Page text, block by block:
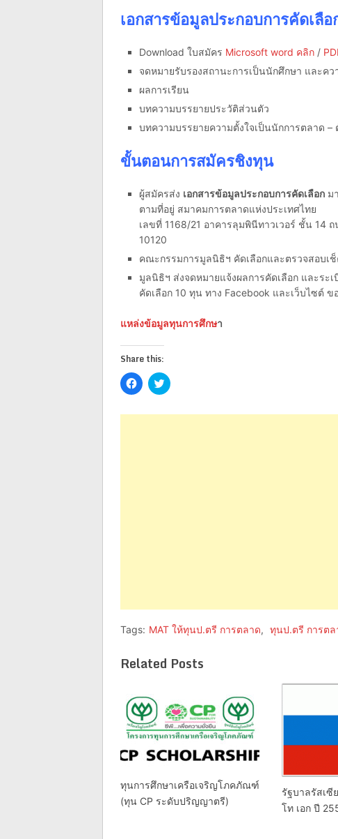
เอกสารข้อมูลประกอบการคัดเลือ
Download ใบสมัคร Microsoft word คลิก/
จดหมายรับรองสถานะการเป็นนักศึกษา และค
ผลการเรียน
บทความบรรยายประวัติส่วนตัว
บทความบรรยายความตั้งใจเป็นนักการตลาด
ขั้นตอนการสมัครชิงทุน
ผู้สมัครส่ง เอกสารข้อมูลประกอบการคัดเลือกม
ตามที่อยู่ สมาคมการตลาดแห่งประเทศไทย
เลขที่ 1168/21 อาคารลุมพินีทาวเวอร์ ชั้น 14
10120
คณะกรรมการมูลนิธิฯ คัดเลือกและตรวจสอบเ
มูลนิธิฯ ส่งจดหมายแจ้งผลการคัดเลือก และระ
คัดเลือก 10 ทุน ทาง Facebook และเว็บไซต์
แหล่งข้อมูลทุนการศึกษา
Share this:
Click
to
Facebook
Click
to
Twitter
Tags: MAT ให้ทุนป.ตรี การตลาด, ทุนป.ตรี การตล
Related Posts
ทุนการศึกษาเครือเจริญโภคภัณฑ์
(ทุน CP ระดับปริญญาตรี)
รัฐบาลรัสเ
โท เอก ปี